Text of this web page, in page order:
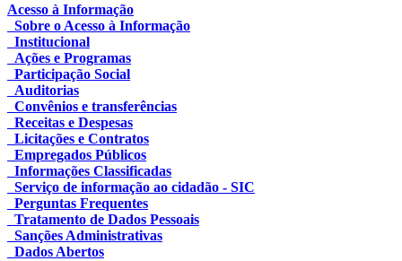
Acesso à Informação
Sobre o Acesso à Informação
Institucional
Ações e Programas
Participação Social
Auditorias
Convênios e transferências
Receitas e Despesas
Licitações e Contratos
Empregados Públicos
Informações Classificadas
Serviço de informação ao cidadão - SIC
Perguntas Frequentes
Tratamento de Dados Pessoais
Sanções Administrativas
Dados Abertos